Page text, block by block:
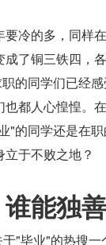
冷的多，同样
了铜三铁四，
的同学们已经
也都人心惶惶。
"的同学还是在
于不败之地？
能独
"毕业"的热搜一